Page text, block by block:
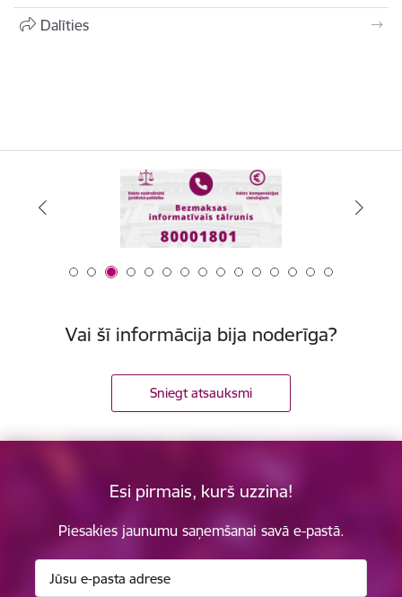
Dalīties
Vai šī informācija bija noderīga?
Sniegt atsauksmi
Esi pirmais, kurš uzzina!
Piesakies jaunumu saņemšanai savā e-pastā.